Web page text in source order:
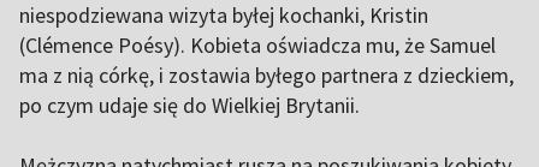
niespodziewana wizyta byłej kochanki, Kristin
(Clémence Poésy). Kobieta oświadcza mu, że Samuel
ma z nią córkę, i zostawia byłego partnera z dzieckiem,
po czym udaje się do Wielkiej Brytanii.